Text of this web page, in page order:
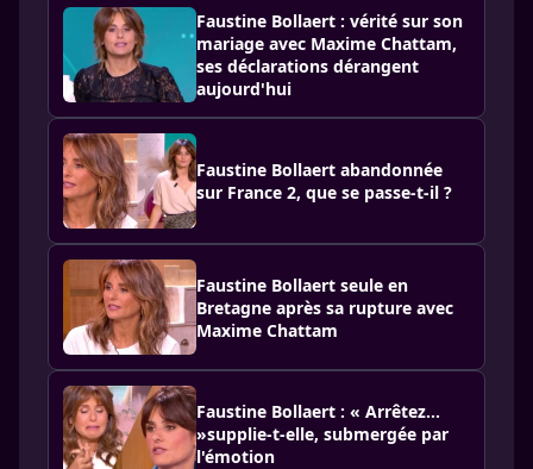
Faustine Bollaert : vérité sur son
mariage avec Maxime Chattam,
ses déclarations dérangent
aujourd'hui
Faustine Bollaert abandonnée
sur France 2, que se passe-t-il ?
Faustine Bollaert seule en
Bretagne après sa rupture avec
Maxime Chattam
Faustine Bollaert : « Arrêtez…
»supplie-t-elle, submergée par
l'émotion